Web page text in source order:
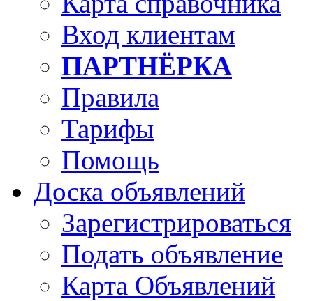
Вход клиентам
ПАРТНЁРКА
Правила
Тарифы
Помощь
Доска объявлений
Зарегистрироваться
Подать объявление
Карта Объявлений